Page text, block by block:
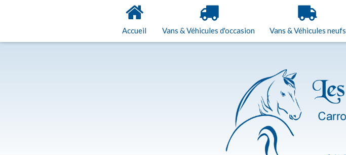
Accueil Vans & Véhicules d'occasion Vans & Véhicules neufs